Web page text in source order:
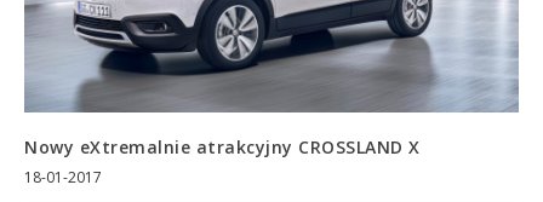
Nowy eXtremalnie atrakcyjny CROSSLAND X
18-01-2017